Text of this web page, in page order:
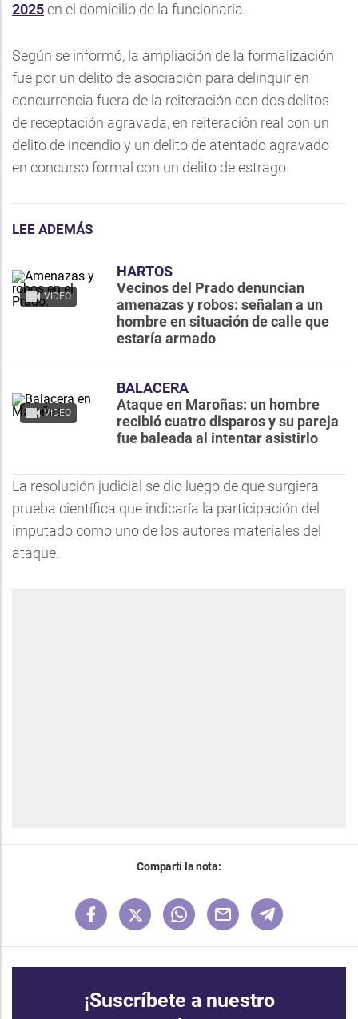
2025en el domicilio de la funcionaria.
Según se informó, la ampliación de la formalización
fue por un delito de asociación para delinquir en
concurrencia fuera de la reiteración con dos delitos
de receptación agravada, en reiteración real con un
delito de incendio y un delito de atentado agravado
en concurso formal con un delito de estrago.
LEE ADEMÁS
VIDEO
HARTOS
Vecinos del Prado denuncian
amenazas y robos: señalan a un
hombre en situación de calle que
estaría armado
VIDEO
BALACERA
Ataque en Maroñas: un hombre
recibió cuatro disparos y su pareja
fue baleada al intentar asistirlo
La resolución judicial se dio luego de que surgiera
prueba científica que indicaría la participación del
imputado como uno de los autores materiales del
ataque.
Compartí la nota:
¡Suscríbete a nuestro